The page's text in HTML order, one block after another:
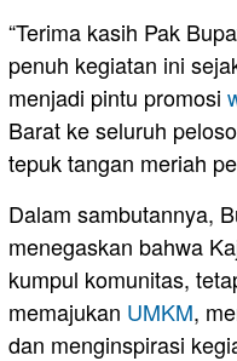
“Terima kasih Pak
penuh kegiatan ini
menjadi pintu promosi
Barat ke seluruh
tepuk tangan meriah
Dalam sambutannya,
menegaskan bahwa
kumpul komunitas,
memajukan UMKM,
dan menginspirasi